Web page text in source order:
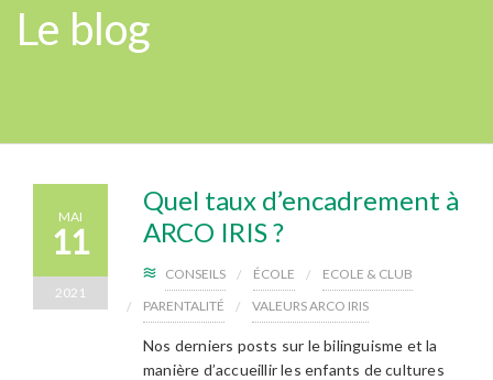
Le blog
MAI
11
2021
Quel taux d’encadrement à
ARCO IRIS ?
CONSEILS ÉCOLE
ECOLE & CLUB
PARENTALITÉ
VALEURS ARCO IRIS
Nos derniers posts sur le bilinguisme et la
manière d’accueillir les enfants de cultures